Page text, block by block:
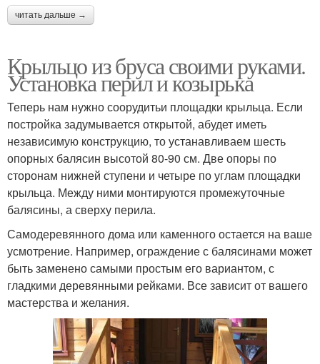
читать дальше →
Крыльцо из бруса своими руками.
Установка перил и козырька
Теперь нам нужно соорудитьи площадки крыльца. Если
постройка задумывается открытой, абудет иметь
независимую конструкцию, то устанавливаем шесть
опорных балясин высотой 80-90 см. Две опоры по
сторонам нижней ступени и четыре по углам площадки
крыльца. Между ними монтируются промежуточные
балясины, а сверху перила.
Самодеревянного дома или каменного остается на ваше
усмотрение. Например, ограждение с балясинами может
быть заменено самыми простым его вариантом, с
гладкими деревянными рейками. Все зависит от вашего
мастерства и желания.